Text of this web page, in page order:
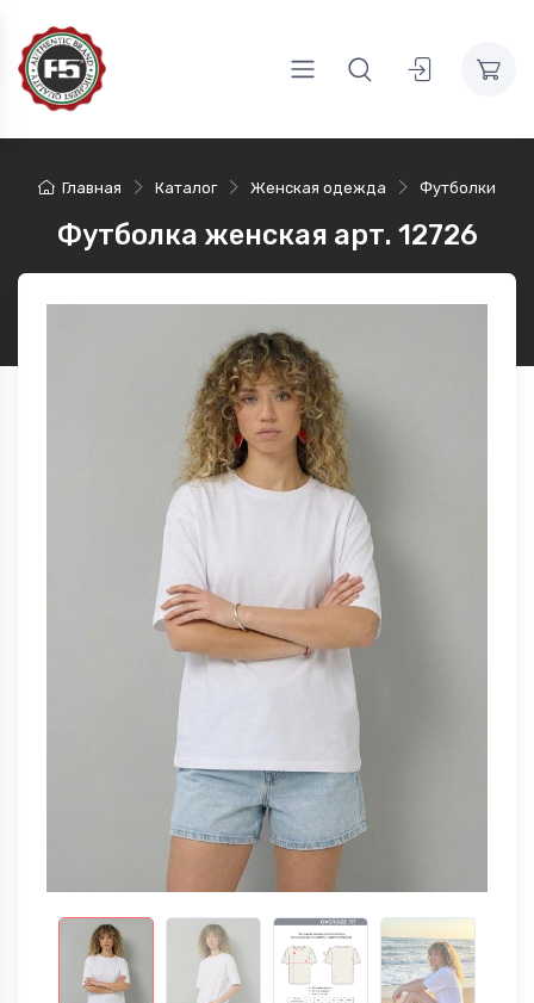
Главная Каталог Женская одежда Футболки
Футболка женская арт. 12726